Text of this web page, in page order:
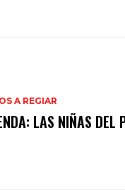
A REGIAR
LAS NIÑAS DEL